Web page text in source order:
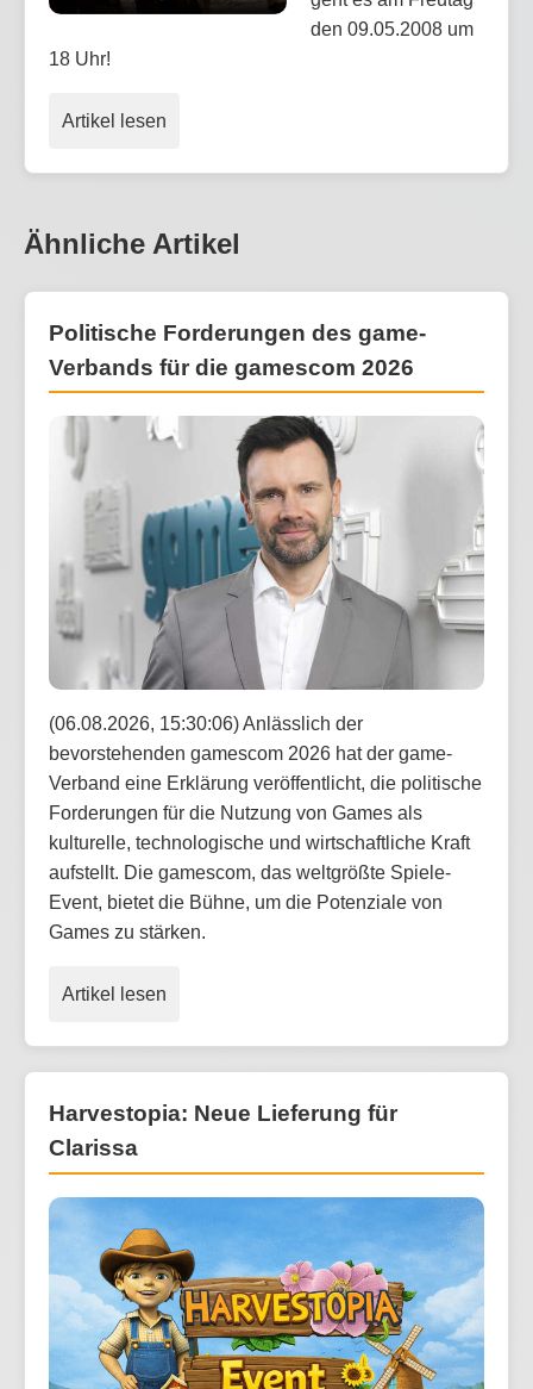
den 09.05.2008 um
18 Uhr!
Artikel lesen
Ähnliche Artikel
Politische Forderungen des game-
Verbands für die gamescom 2026
(06.08.2026, 15:30:06) Anlässlich der
bevorstehenden gamescom 2026 hat der game-
Verband eine Erklärung veröffentlicht, die politische
Forderungen für die Nutzung von Games als
kulturelle, technologische und wirtschaftliche Kraft
aufstellt. Die gamescom, das weltgrößte Spiele-
Event, bietet die Bühne, um die Potenziale von
Games zu stärken.
Artikel lesen
Harvestopia: Neue Lieferung für
Clarissa